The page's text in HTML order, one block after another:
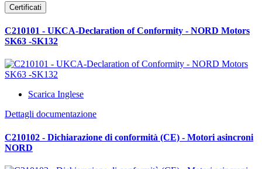
Certificati
C210101 - UKCA-Declaration of Conformity - NORD Motors
SK63 -SK132
Scarica Inglese
Dettagli documentazione
C210102 - Dichiarazione di conformità (CE) - Motori asincroni
NORD